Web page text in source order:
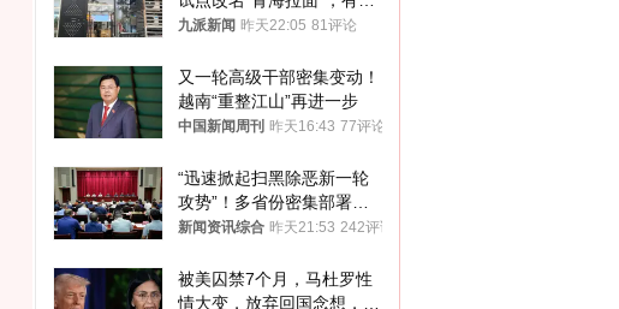
家改名已两年
九派新闻 昨天22:05 81评论
又一轮高级干部密集变动！
越南“重整江山”再进一步
中国新闻周刊 昨天16:43 77评论
“迅速掀起扫黑除恶新一轮
攻势”！多省份密集部署，
公布举报方式
新闻资讯综合 昨天21:53 242评论
被美囚禁7个月，马杜罗性
情大变，放弃回国念想，最